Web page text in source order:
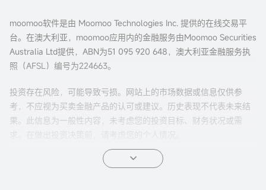
moomoo软件是由 Moomoo Technologies Inc. 提供的在线交易平
台。在澳大利亚，moomoo应用内的金融服务由Moomoo Securities
Australia Ltd提供，ABN为51 095 920 648，澳大利亚金融服务执
照（AFSL）编号为224663。
投资存在风险，可能导致亏损。网站上的市场数据或信息仅供参
考，不应视为买卖金融产品的认可或建议。历史表现不代表未来结
果。此信息为一般性内容，未考虑您的投资目标、财务状况或需
期权交易风险较高，并不适合所有投资者。期权的特性有可能导致